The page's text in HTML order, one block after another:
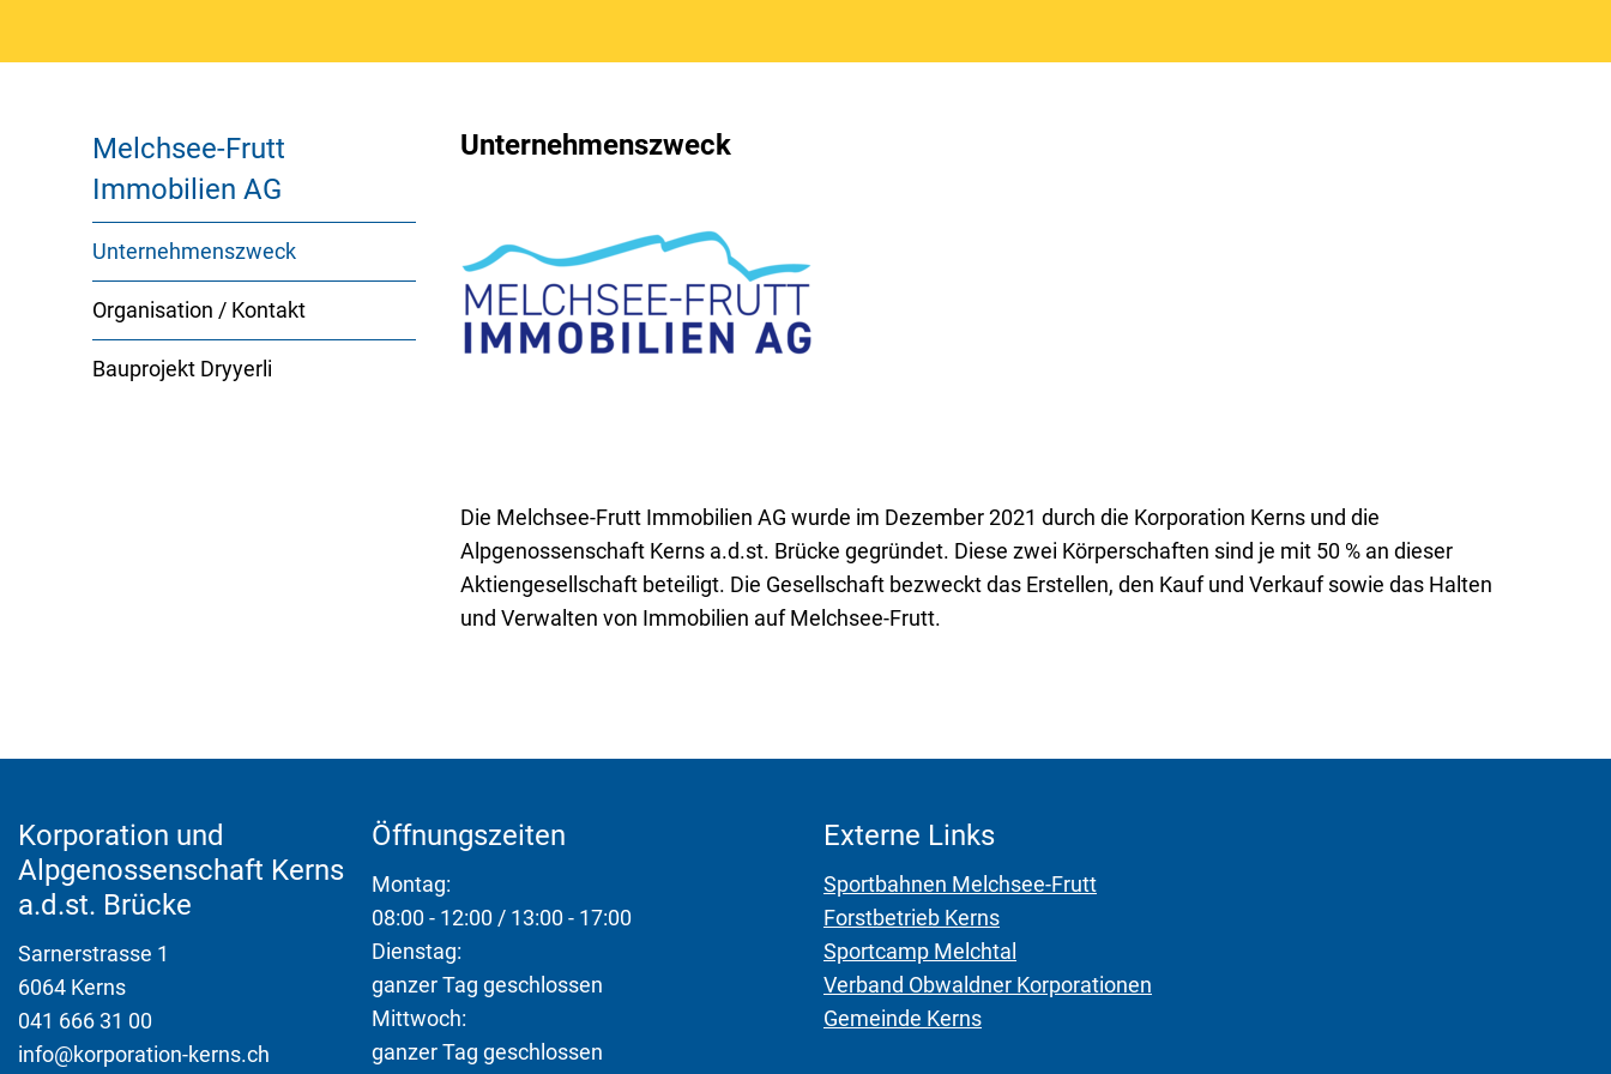
Melchsee-Frutt
Immobilien AG
Unternehmenszweck
Organisation / Kontakt
Bauprojekt Dryyerli
Unternehmenszweck
Die Melchsee-Frutt Immobilien AG wurde im Dezember 2021 durch die Korporation Kerns und die
Alpgenossenschaft Kerns a.d.st. Brücke gegründet. Diese zwei Körperschaften sind je mit 50 % an dieser
Aktiengesellschaft beteiligt. Die Gesellschaft bezweckt das Erstellen, den Kauf und Verkauf sowie das Halten
und Verwalten von Immobilien auf Melchsee-Frutt.
Korporation und
Alpgenossenschaft Kerns
a.d.st. Brücke
Sarnerstrasse 1
6064 Kerns
041 666 31 00
info@korporation-kerns.ch
Öffnungszeiten
Montag:
08:00 - 12:00 / 13:00 - 17:00
Dienstag:
ganzer Tag geschlossen
Mittwoch:
ganzer Tag geschlossen
Externe Links
Sportbahnen Melchsee-Frutt
Forstbetrieb Kerns
Sportcamp Melchtal
Verband Obwaldner Korporationen
Gemeinde Kerns